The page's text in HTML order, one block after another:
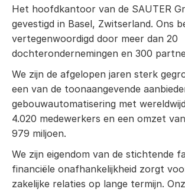
Het hoofdkantoor van de SAUTER
gevestigd in Basel, Zwitserland. Ons
vertegenwoordigd door meer dan 20
dochterondernemingen en 300
We zijn de afgelopen jaren sterk
een van de toonaangevende
gebouwautomatisering met
4.020 medewerkers en een omzet
979 miljoen.
We zijn eigendom van de stichtende
financiële onafhankelijkheid zorgt
zakelijke relaties op lange termijn.